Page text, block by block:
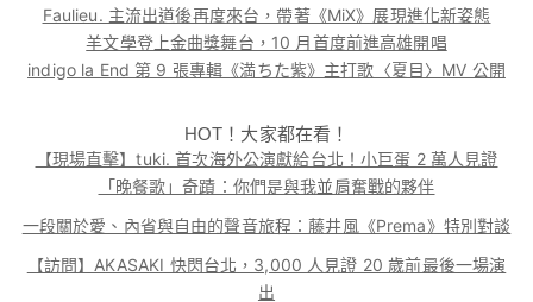
Faulieu. 主流出道後再度來台，帶著《MiX》展現進化新姿態
羊文學登上金曲獎舞台，10 月首度前進高雄開唱
indigo la End 第 9 張專輯《満ちた紫》主打歌〈夏目〉MV 公開
HOT！大家都在看！
【現場直擊】tuki. 首次海外公演獻給台北！小巨蛋 2 萬人見證
「晚餐歌」奇蹟：你們是與我並肩奮戰的夥伴
一段關於愛、內省與自由的聲音旅程：藤井風《Prema》特別對談
【訪問】AKASAKI 快閃台北，3,000 人見證 20 歲前最後一場演
出